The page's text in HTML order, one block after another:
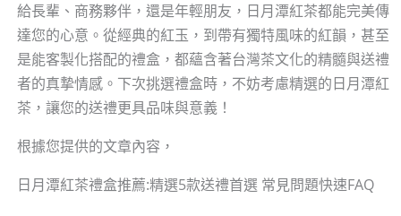
給長輩、商務夥伴，還是年輕朋友，日月潭紅茶都能完美傳
達您的心意。從經典的紅玉，到帶有獨特風味的紅韻，甚至
是能客製化搭配的禮盒，都蘊含著台灣茶文化的精髓與送禮
者的真摯情感。下次挑選禮盒時，不妨考慮精選的日月潭紅
茶，讓您的送禮更具品味與意義！
根據您提供的文章內容，
日月潭紅茶禮盒推薦:精選5款送禮首選 常見問題快速FAQ